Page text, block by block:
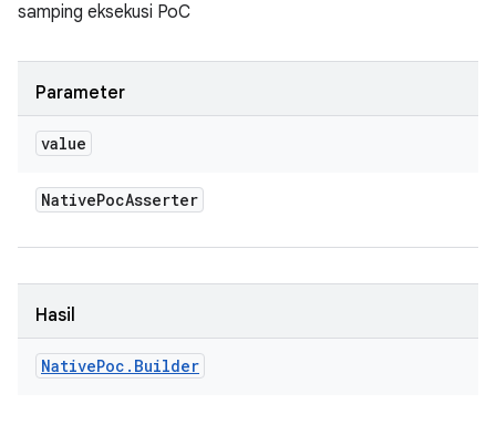
samping eksekusi PoC
Parameter
value
NativePocAsserter
Hasil
NativePoc . Builder